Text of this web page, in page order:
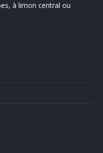
à limon central ou